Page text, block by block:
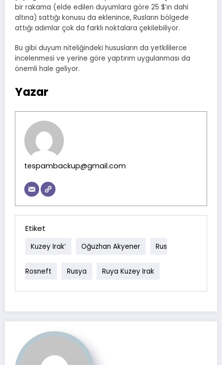
bir rakama (elde edilen duyumlara göre 25 $’ın dahi
altına) sattığı konusu da eklenince, Rusların bölgede
attığı adımlar çok da farklı noktalara çekilebiliyor.
Bu gibi duyum niteliğindeki hususların da yetkililerce
incelenmesi ve yerine göre yaptırım uygulanması da
önemli hale geliyor.
Yazar
tespambackup@gmail.com
Etiket
Kuzey Irak’ Oğuzhan Akyener Rus
Rosneft Rusya Ruya Kuzey Irak